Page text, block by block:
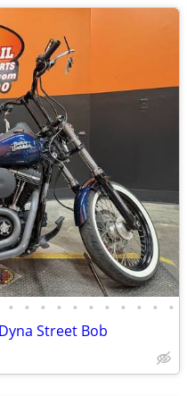
• • • • • • • • • • •
Street Bob